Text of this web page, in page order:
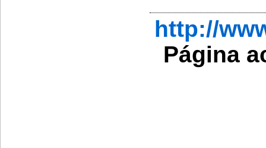
http://
Página